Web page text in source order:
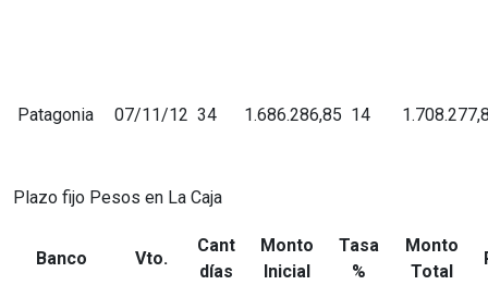
Patagonia 07/11/12 34 1.686.286,85 14
Plazo fijo Pesos en La Caja
Banco Vto.
Cant
días
Monto
Inicial
Tasa
%
Monto
Total